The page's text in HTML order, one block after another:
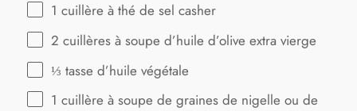
1 cuillère à thé de sel casher
2 cuillères à soupe d’huile d’olive extra vierge
⅓ tasse d’huile végétale
1 cuillère à soupe de graines de nigelle ou de